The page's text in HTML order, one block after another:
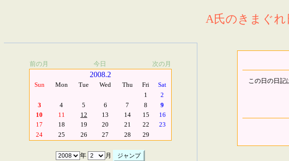
A氏のきまぐれ
前の月 今日 次の月
2008.2
Sun Mon Tue Wed Thu Fri
Sat
1
2
3
4 5 6 7 8
9
10
11 12 13 14 15
16
17
18 19 20 21 22
23
24
25 26 27 28 29
年 月
この日の日記